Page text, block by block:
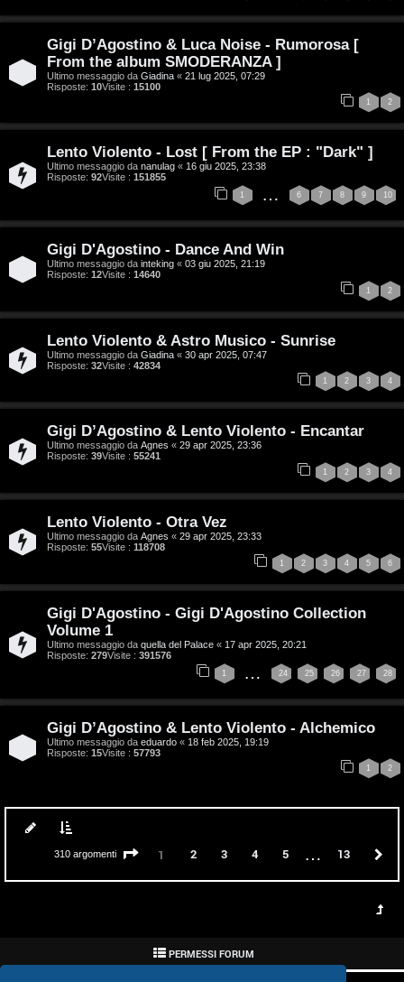
Gigi D’Agostino & Luca Noise - Rumorosa [
From the album SMODERANZA ]
Ultimo messaggio da Giadina « 21 lug 2025, 07:29
Risposte: 10Visite : 15100
1 2
Lento Violento - Lost [ From the EP : "Dark" ]
Ultimo messaggio da nanulag « 16 giu 2025, 23:38
Risposte: 92Visite : 151855
1 … 6 7 8 9 10
Gigi D'Agostino - Dance And Win
Ultimo messaggio da inteking « 03 giu 2025, 21:19
Risposte: 12Visite : 14640
1 2
Lento Violento & Astro Musico - Sunrise
Ultimo messaggio da Giadina « 30 apr 2025, 07:47
Risposte: 32Visite : 42834
1 2 3 4
Gigi D’Agostino & Lento Violento - Encantar
Ultimo messaggio da Agnes « 29 apr 2025, 23:36
Risposte: 39Visite : 55241
1 2 3 4
Lento Violento - Otra Vez
Ultimo messaggio da Agnes « 29 apr 2025, 23:33
Risposte: 55Visite : 118708
1 2 3 4 5 6
Gigi D'Agostino - Gigi D'Agostino Collection
Volume 1
Ultimo messaggio da quella del Palace « 17 apr 2025, 20:21
Risposte: 279Visite : 391576
1 … 24 25 26 27 28
Gigi D’Agostino & Lento Violento - Alchemico
Ultimo messaggio da eduardo « 18 feb 2025, 19:19
Risposte: 15Visite : 57793
1 2
310 argomenti Pagina di
1 2 3 4 5 … 13
t
o
r
e
G
i
A
s
n
o
l
a
n
e
t
P
r
PERMESSI FORUM